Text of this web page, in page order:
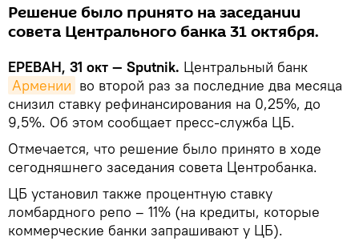
Решение было принято на заседании
совета Центрального банка 31 октября.
ЕРЕВАН, 31 окт — Sputnik. Центральный банк
Армении во второй раз за последние два месяца
снизил ставку рефинансирования на 0,25%, до
9,5%. Об этом сообщает пресс-служба ЦБ.
Отмечается, что решение было принято в ходе
сегодняшнего заседания совета Центробанка.
ЦБ установил также процентную ставку
ломбардного репо – 11% (на кредиты, которые
коммерческие банки запрашивают у ЦБ).